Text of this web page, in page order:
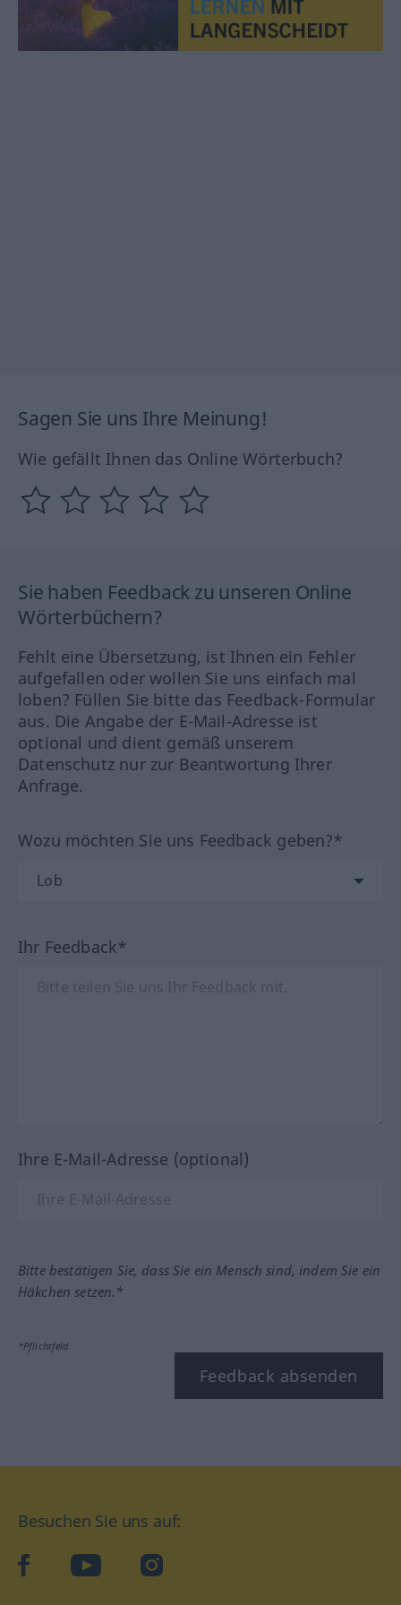
Sagen Sie uns Ihre Meinung!
Wie gefällt Ihnen das Online Wörterbuch?
Sie haben Feedback zu unseren Online
Wörterbüchern?
Fehlt eine Übersetzung, ist Ihnen ein Fehler
aufgefallen oder wollen Sie uns einfach mal
loben? Füllen Sie bitte das Feedback-Formular
aus. Die Angabe der E-Mail-Adresse ist
optional und dient gemäß unserem
Datenschutz nur zur Beantwortung Ihrer
Anfrage.
Wozu möchten Sie uns Feedback geben?*
Ihr Feedback*
Ihre E-Mail-Adresse (optional)
Bitte bestätigen Sie, dass Sie ein Mensch sind, indem Sie ein
Häkchen setzen.*
*Pflichtfeld
Feedback absenden
Besuchen Sie uns auf:
facebookYouTube Instagram